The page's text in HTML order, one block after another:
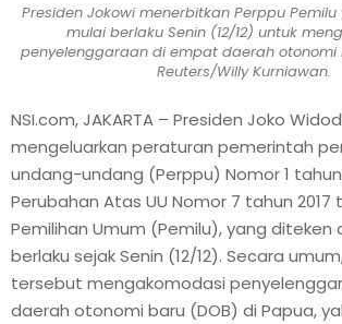
Presiden Jokowi menerbitkan Perppu
mulai berlaku Senin (12/12) untuk
penyelenggaraan di empat daerah otonomi
Reuters/Willy Kurniawan.
NSI.com, JAKARTA – Presiden Joko
mengeluarkan peraturan pemerintah
undang-undang (Perppu) Nomor 1
Perubahan Atas UU Nomor 7 tahun
Pemilihan Umum (Pemilu), yang diteken
berlaku sejak Senin (12/12). Secara
tersebut mengakomodasi
daerah otonomi baru (DOB) di Papua,